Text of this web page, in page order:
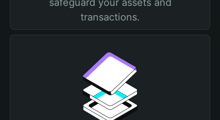
safeguard your assets and
transactions.